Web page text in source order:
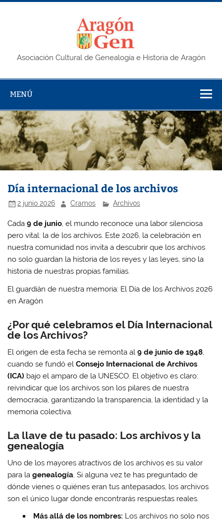
Saltar
Asociación Cultural de Genealogía e Historia de Aragón
MENÚ
Día internacional de los archivos
2 junio 2026 Cramos Archivos
Cada9 de junio, el mundo reconoce una labor silenciosa
pero vital: la de los archivos. Este 2026, la celebración en
nuestra comunidad nos invita a descubrir que los archivos
no solo guardan la historia de los reyes y las leyes, sino la
historia de nuestras propias familias.
El guardián de nuestra memoria: El Día de los Archivos 2026
en Aragón
¿Por qué celebramos el Día Internacional
de los Archivos?
El origen de esta fecha se remonta al9 de junio de 1948,
cuando se fundó elConsejo Internacional de Archivos
(ICA) bajo el amparo de la UNESCO. El objetivo es claro:
reivindicar que los archivos son los pilares de nuestra
democracia, garantizando la transparencia, la identidad y la
memoria colectiva.
La llave de tu pasado: Los archivos y la
genealogía
Uno de los mayores atractivos de los archivos es su valor
para lagenealogía. Si alguna vez te has preguntado de
dónde vienes o quiénes eran tus antepasados, los archivos
son el único lugar donde encontrarás respuestas reales.
Más allá de los nombres: Los archivos no solo nos